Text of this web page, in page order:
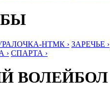
НТМК › ЗАРЕЧЬЕ ›
› СПАРТА ›
ВОЛЕЙБОЛ